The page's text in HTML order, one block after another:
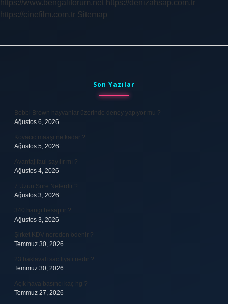
Kadar
https://www.bengaliforum.net https://denizahsap.com.tr
https://cinefilm.com.tr Sitemap
Son Yazılar
Bobbi Brown hayvanlar üzerinde deney yapıyor mu ?
Ağustos 6, 2026
Kovacic maaşı ne kadar ?
Ağustos 5, 2026
Avantaj faul sayılır mı ?
Ağustos 4, 2026
7 Uzun Sure Nelerdir ?
Ağustos 3, 2026
340 hangi hesaptır ?
Ağustos 3, 2026
Şirket KDV nereden ödenir ?
Temmuz 30, 2026
23 baklavalı sac fiyatı nedir ?
Temmuz 30, 2026
Açık hava basıncı kaç hg ?
Temmuz 27, 2026